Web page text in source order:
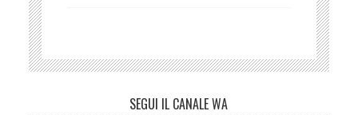
SEGUI IL CANALE WA